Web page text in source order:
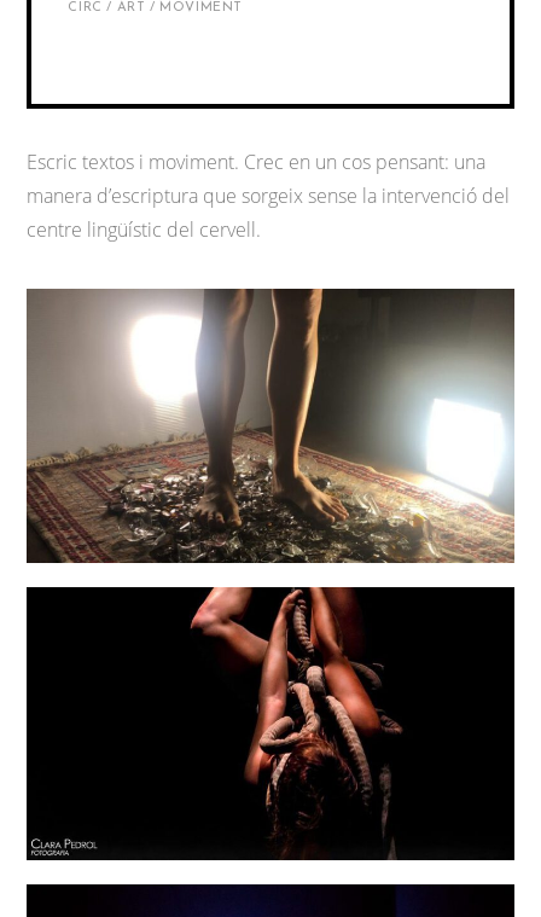
CIRC / ART / MOVIMENT
Escric textos i moviment. Crec en un cos pensant: una
manera d’escriptura que sorgeix sense la intervenció del
centre lingüístic del cervell.